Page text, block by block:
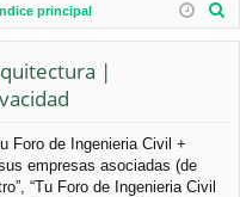
ifi
e
ra
principal
|
Foro de Ingenieria Civil +
empresas asociadas (de
“Tu Foro de Ingenieria Civil